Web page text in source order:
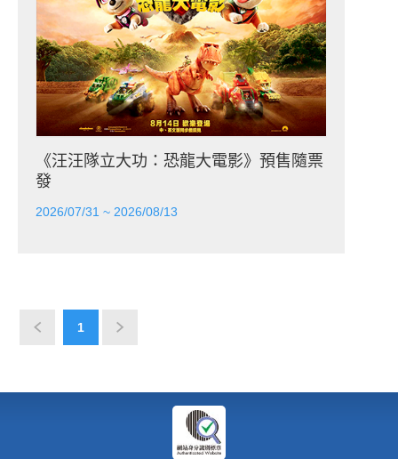
《汪汪隊立大功：恐龍大電影》預售隨票
發
2026/07/31 ~ 2026/08/13
1